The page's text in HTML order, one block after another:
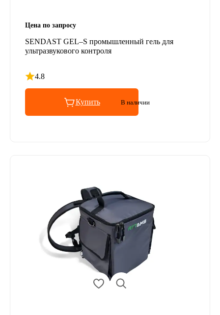
Цена по запросу
SENDAST GEL–S промышленный гель для
ультразвукового контроля
4.8
Рейтинг 4.8 из 5
Купить В наличии